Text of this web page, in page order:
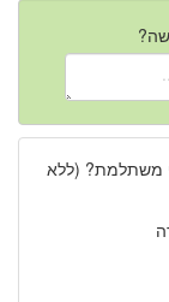
משתלמת? (ללא